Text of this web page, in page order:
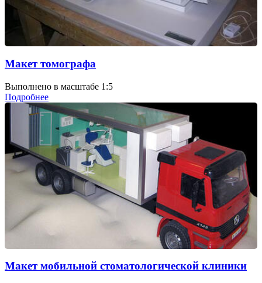
Макет томографа
Выполнено в масштабе 1:5
Подробнее
Макет мобильной стоматологической клиники